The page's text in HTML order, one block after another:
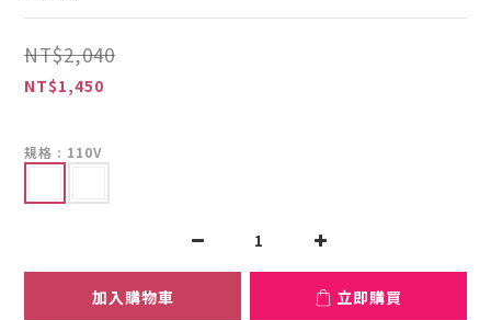
NT$2,040
NT$1,450
規格 : 110V
加入購物車 立即購買